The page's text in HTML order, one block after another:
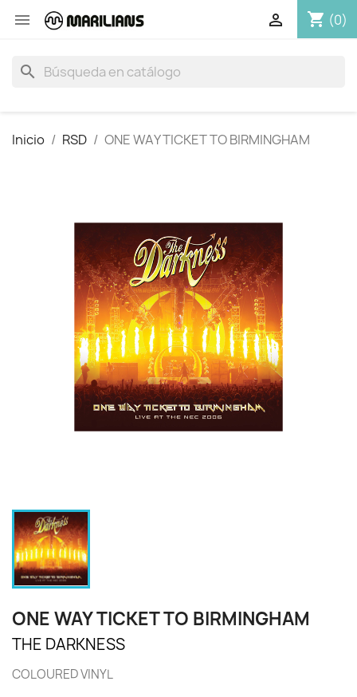
 shopping_cart (0)

search
Inicio RSD ONE WAY TICKET TO BIRMINGHAM
ONE WAY TICKET TO BIRMINGHAM
THE DARKNESS
COLOURED VINYL